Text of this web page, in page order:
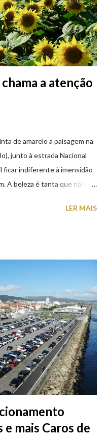
a atenção
de amarelo a paisagem na
junto à estrada Nacional
ficar indiferente à imensidão
A beleza é tanta que não
para tirar algumas
LER MAIS
mais Caros de